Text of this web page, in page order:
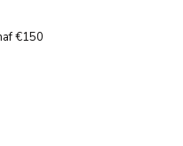
€150